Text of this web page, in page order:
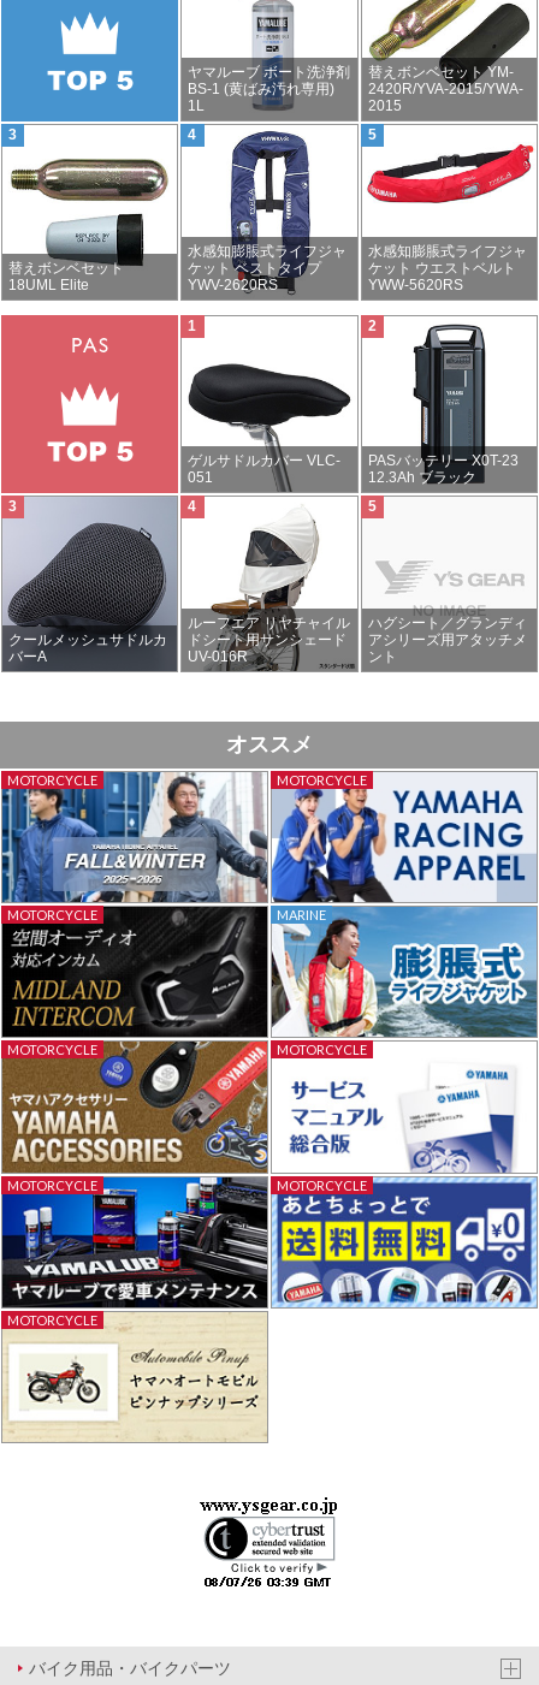
ヤマルーブ ボート洗浄剤
BS-1 (黄ばみ汚れ専用)
1L
替えボンベセット YM-
2420R/YVA-2015/YWA-
2015
替えボンベセット
18UML Elite
水感知膨脹式ライフジャ
ケット ベストタイプ
YWV-2620RS
水感知膨脹式ライフジャ
ケット ウエストベルト
YWW-5620RS
ゲルサドルカバー VLC-
051
PASバッテリー X0T-23
12.3Ah ブラック
クールメッシュサドルカ
バーA
ルーフエア リヤチャイル
ドシート用サンシェード
UV-016R
ハグシート／グランディ
アシリーズ用アタッチメ
ント
オススメ
MOTORCYCLE MOTORCYCLE
MOTORCYCLE MARINE
MOTORCYCLE MOTORCYCLE
MOTORCYCLE MOTORCYCLE
MOTORCYCLE
バイク用品・バイクパーツ